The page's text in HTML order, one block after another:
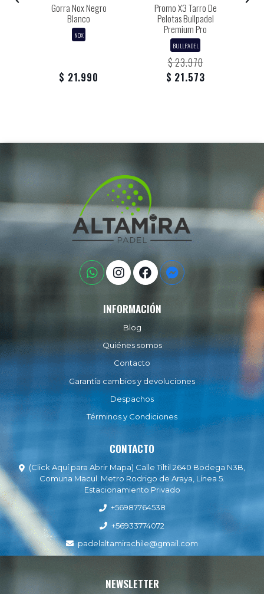
Gorra Nox Negro
Blanco
NOX
$ 21.990
Promo X3 Tarro De
Pelotas Bullpadel
Premium Pro
BULLPADEL
$ 23.970
$ 21.573
INFORMACIÓN
Blog
Quiénes somos
Contacto
Garantía cambios y devoluciones
Despachos
Términos y Condiciones
CONTACTO
(Click Aquí para Abrir Mapa) Calle Tiltil 2640 Bodega N3B,
Comuna Macul. Metro Rodrigo de Araya, Línea 5.
Estacionamiento Privado
+56987764538
+56933774072
padelaltamirachile@gmail.com
NEWSLETTER